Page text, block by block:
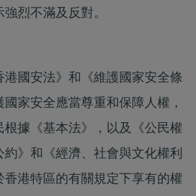
烈不滿及反對。
國安法》和《維護國家安全條
家安全應當尊重和保障人權，
根據《基本法》，以及《公民權
》和《經濟、社會與文化權利
香港特區的有關規定下享有的權